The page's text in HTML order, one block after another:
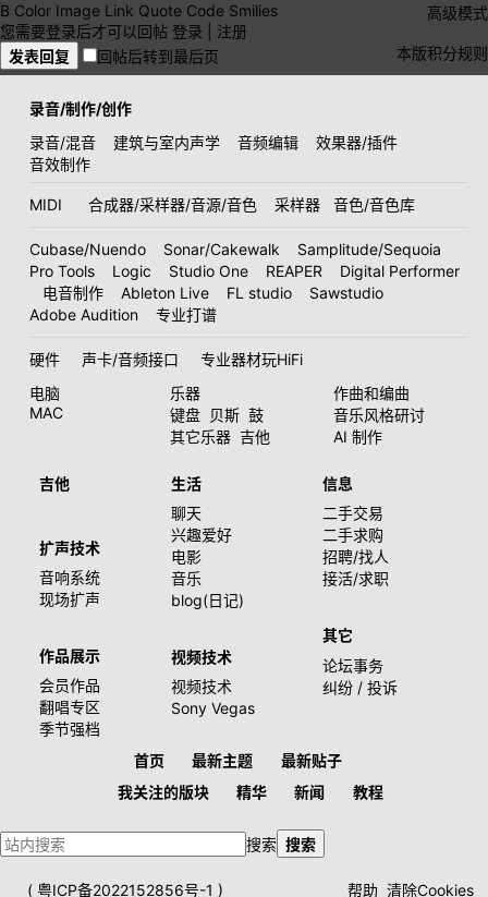
高级模式
B Color Image Link Quote Code Smilies
您需要登录后才可以回帖 登录
注册
本版积分规则
发表回复 回帖后转到最后页
录音/制作/创作
录音/混音
建筑与室内声学 音频编辑
效果器/插件
音效制作
MIDI 合成器/采样器/音源/音色 采样器 音色/音色库
Cubase/Nuendo Sonar/Cakewalk
Samplitude/Sequoia
Pro Tools
Logic Studio One REAPER
Digital Performer
电音制作
Ableton Live FL studio
Sawstudio
Adobe Audition
专业打谱
硬件 声卡/音频接口
专业器材玩HiFi
电脑
MAC
乐器
键盘 贝斯 鼓
其它乐器 吉他
作曲和编曲
音乐风格研讨
AI 制作
吉他
扩声技术
音响系统
现场扩声
作品展示
会员作品
翻唱专区
季节强档
生活
聊天
兴趣爱好
电影
音乐
blog(日记)
视频技术
视频技术
Sony Vegas
信息
二手交易
二手求购
招聘/找人
接活/求职
其它
论坛事务
纠纷 / 投诉
首页 最新主题
最新贴子
我关注的版块
精华 新闻 教程
搜索 搜索
( 粤ICP备2022152856号-1 ) 帮助 清除Cookies